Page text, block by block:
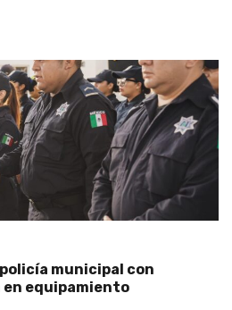
municipal con
equipamiento